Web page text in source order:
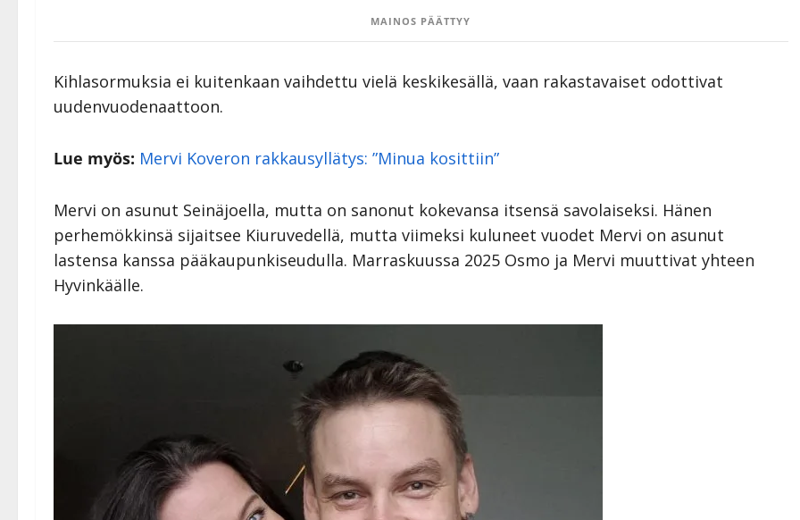
MAINOS PÄÄTTYY
Kihlasormuksia ei kuitenkaan vaihdettu vielä keskikesällä, vaan rakastavaiset odottivat
uudenvuodenaattoon.
Lue myös: Mervi Koveron rakkausyllätys: ”Minua kosittiin”
Mervi on asunut Seinäjoella, mutta on sanonut kokevansa itsensä savolaiseksi. Hänen
perhemökkinsä sijaitsee Kiuruvedellä, mutta viimeksi kuluneet vuodet Mervi on asunut
lastensa kanssa pääkaupunkiseudulla. Marraskuussa 2025 Osmo ja Mervi muuttivat yhteen
Hyvinkäälle.